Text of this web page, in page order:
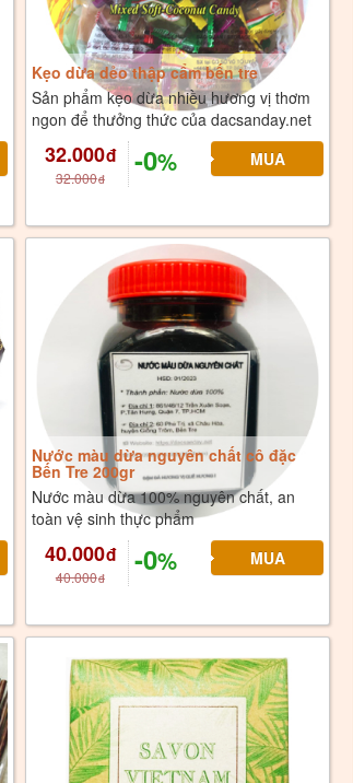
Kẹo dừa dẻo thập cẩm bến tre
Sản phẩm kẹo dừa nhiều hương vị thơm
ngon để thưởng thức của dacsanday.net
32.000đ
32.000đ
-0%
Nước màu dừa nguyên chất cô đặc
Bến Tre 200gr
Nước màu dừa 100% nguyên chất, an
toàn vệ sinh thực phẩm
40.000đ
40.000đ
-0%